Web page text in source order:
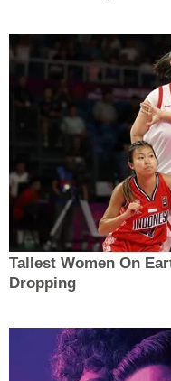
Tallest Women On
Dropping